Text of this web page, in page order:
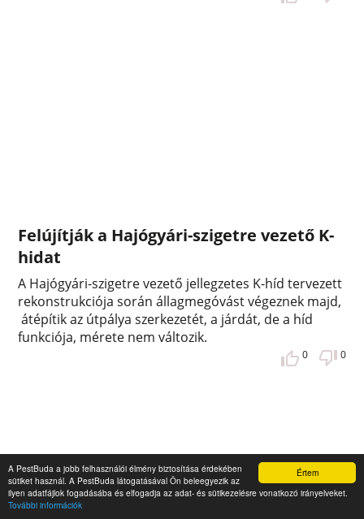
Értem
A PestBuda a jobb felhasználói élmény biztosítása érdekében
sütiket használ. A PestBuda látogatásával Ön beleegyezik az
ilyen adatfájlok fogadásába és elfogadja az adat- és sütikezelésre vonatkozó irányelveket.
További információk
Felújítják a Hajógyári-szigetre vezető K-
hidat
A Hajógyári-szigetre vezető jellegzetes K-híd tervezett
rekonstrukciója során állagmegóvást végeznek majd,
átépítik az útpálya szerkezetét, a járdát, de a híd
funkciója, mérete nem változik.
0 0